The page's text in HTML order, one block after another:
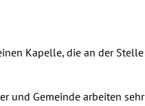
Kapelle, die an der Stelle
und Gemeinde arbeiten sehr